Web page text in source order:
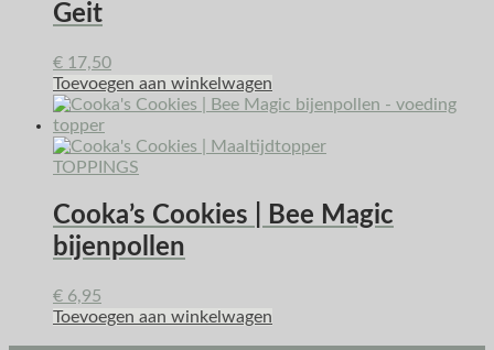
Geit
€ 17,50
Toevoegen aan winkelwagen
TOPPINGS
Cooka’s Cookies | Bee Magic
bijenpollen
€ 6,95
Toevoegen aan winkelwagen